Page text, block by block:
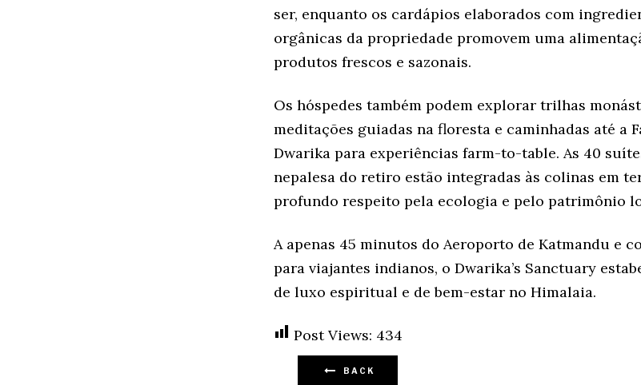
ser, enquanto os cardápios elaborados com
orgânicas da propriedade promovem uma
produtos frescos e sazonais.
Os hóspedes também podem explorar trilhas
meditações guiadas na floresta e caminhadas até a
Dwarika para experiências farm-to-table. As 40
nepalesa do retiro estão integradas às colinas em
profundo respeito pela ecologia e pelo patrimônio
A apenas 45 minutos do Aeroporto de Katmandu e
para viajantes indianos, o Dwarika’s Sanctuary
de luxo espiritual e de bem-estar no Himalaia.
Post Views: 434
BACK